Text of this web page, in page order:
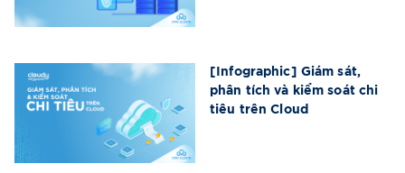
[Infographic] Giám sát,
phân tích và kiểm soát chi
tiêu trên Cloud